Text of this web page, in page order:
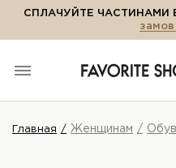
СПЛАЧУЙТЕ ЧАСТИНАМИ
Главная Женщинам